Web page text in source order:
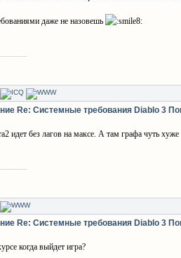
даже не назовешь
Re: Системные требования Diablo 3
идет без лагов на максе. А там графа чуть
Re: Системные требования Diablo 3
когда выйдет игра?